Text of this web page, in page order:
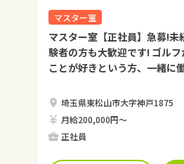
マスター室
マスター室【正社員】急募!
験者の方も大歓迎です! ゴル
ことが好きという方、一緒に
埼玉県東松山市大字神戸1875
月給200,000円〜
正社員